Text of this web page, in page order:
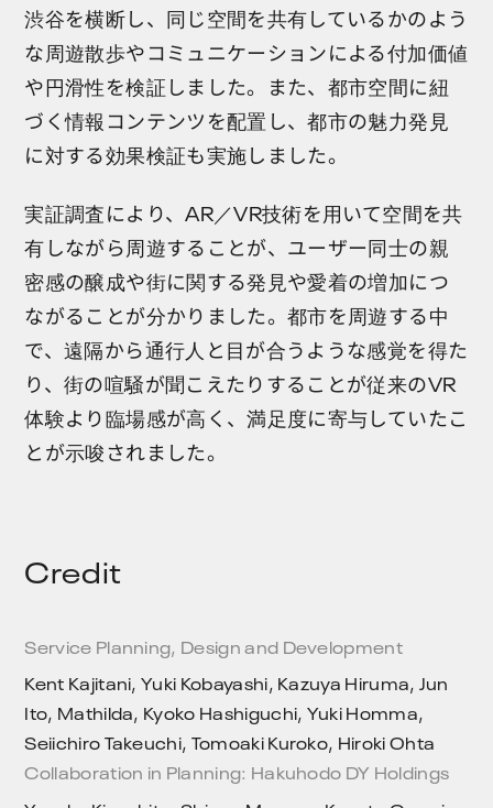
渋谷を横断し、同じ空間を共有しているかのよう
な周遊散歩やコミュニケーションによる付加価値
や円滑性を検証しました。また、都市空間に紐
づく情報コンテンツを配置し、都市の魅力発見
に対する効果検証も実施しました。
実証調査により、AR／VR技術を用いて空間を共
有しながら周遊することが、ユーザー同士の親
密感の醸成や街に関する発見や愛着の増加につ
ながることが分かりました。都市を周遊する中
で、遠隔から通行人と目が合うような感覚を得た
り、街の喧騒が聞こえたりすることが従来のVR
体験より臨場感が高く、満足度に寄与していたこ
とが示唆されました。
Credit
Service Planning, Design and Development
Kent Kajitani, Yuki Kobayashi, Kazuya Hiruma, Jun
Ito, Mathilda, Kyoko Hashiguchi, Yuki Homma,
Seiichiro Takeuchi, Tomoaki Kuroko, Hiroki Ohta
Collaboration in Planning: Hakuhodo DY Holdings